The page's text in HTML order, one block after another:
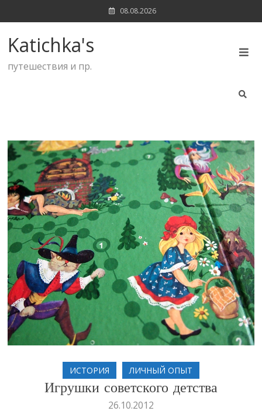
to
08.08.2026
Katichka's
путешествия и пр.
ИСТОРИЯ ЛИЧНЫЙ ОПЫТ
Игрушки советского детства
26.10.2012